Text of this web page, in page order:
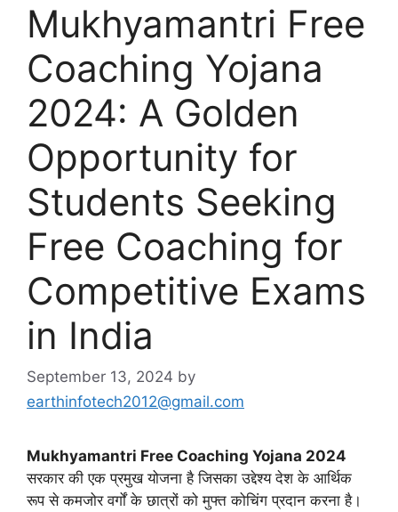
Mukhyamantri Free
Coaching Yojana
2024: A Golden
Opportunity for
Students Seeking
Free Coaching for
Competitive Exams
in India
September 13, 2024 by
earthinfotech2012@gmail.com
Mukhyamantri Free Coaching Yojana 2024
सरकार की एक प्रमुख योजना है जिसका उद्देश्य देश के आर्थिक
रूप से कमजोर वर्गों के छात्रों को मुफ्त कोचिंग प्रदान करना है।